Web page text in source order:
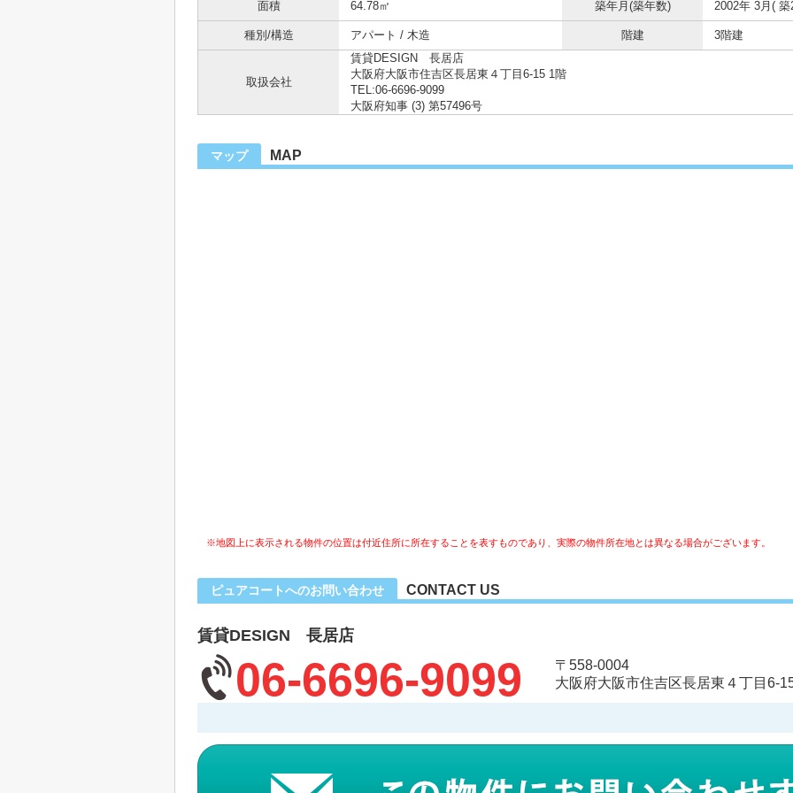
面積 64.78㎡ 築年月(築年数) 2002年 3月( 築
種別/構造 アパート / 木造 階建 3階建
取扱会社
賃貸DESIGN 長居店
大阪府大阪市住吉区長居東４丁目6-15 1階
TEL:06-6696-9099
大阪府知事 (3) 第57496号
マップ MAP
※地図上に表示される物件の位置は付近住所に所在することを表すものであり、実際の物件所在地とは異なる場合がございます。
ピュアコートへのお問い合わせ CONTACT US
賃貸DESIGN 長居店
06-6696-9099
〒558-0004
大阪府大阪市住吉区長居東４丁目6-